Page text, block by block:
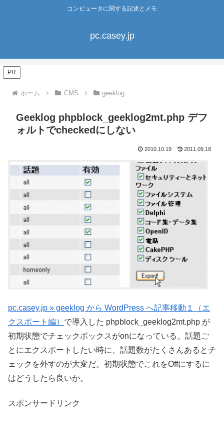
コンピュータに関する記述とメモ
pc.casey.jp
PR
ホーム CMS geeklog
Geeklog phpblock_geeklog2mt.php デフ
ォルトでcheckedにしない
2010.10.19 2011.09.18
pc.casey.jp » geeklog から WordPress へ記事移動１（エ
クスポート編） で導入した phpblock_geeklog2mt.php が
初期状態でチェックボックスがonになっている。話題ご
とにエクスポートしたい時に、話題数がたくさんあるとチ
ェックを外すのが大変だ。初期状態でこれをOffにするに
はどうしたら良いか。
スポンサードリンク